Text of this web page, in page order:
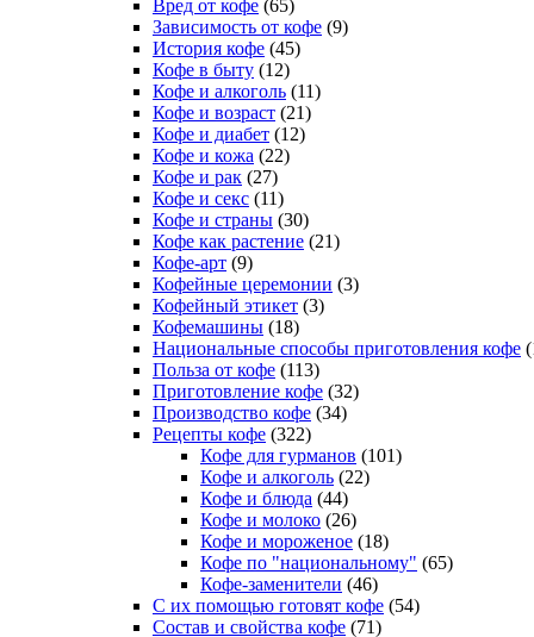
Вред от кофе (65)
Зависимость от кофе (9)
История кофе (45)
Кофе в быту (12)
Кофе и алкоголь (11)
Кофе и возраст (21)
Кофе и диабет (12)
Кофе и кожа (22)
Кофе и рак (27)
Кофе и секс (11)
Кофе и страны (30)
Кофе как растение (21)
Кофе-арт (9)
Кофейные церемонии (3)
Кофейный этикет (3)
Кофемашины (18)
Национальные способы приготовления кофе
Польза от кофе (113)
Приготовление кофе (32)
Производство кофе (34)
Рецепты кофе (322)
Кофе для гурманов (101)
Кофе и алкоголь (22)
Кофе и блюда (44)
Кофе и молоко (26)
Кофе и мороженое (18)
Кофе по "национальному" (65)
Кофе-заменители (46)
С их помощью готовят кофе (54)
Состав и свойства кофе (71)